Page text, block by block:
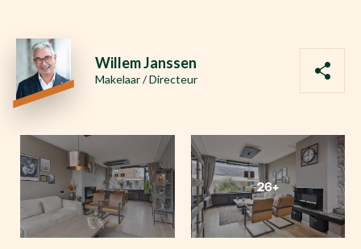
Willem Janssen
Makelaar / Directeur
26+